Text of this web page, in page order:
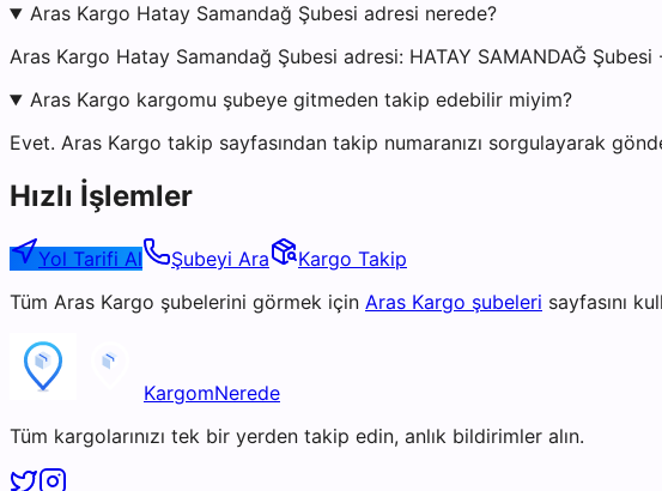
Aras Kargo Hatay Samandağ Şubesi adresi nerede?
Aras Kargo Hatay Samandağ Şubesi adresi: HATAY SAMANDAĞ
Aras Kargo kargomu şubeye gitmeden takip edebilir miyim?
Evet. Aras Kargo takip sayfasından takip numaranızı sorgulayarak
Hızlı İşlemler
Yol Tarifi Al Şubeyi Ara
Kargo Takip
Tüm Aras Kargo şubelerini görmek için Aras Kargo şubeleri sayfasını
KargomNerede
Tüm kargolarınızı tek bir yerden takip edin, anlık bildirimler alın.